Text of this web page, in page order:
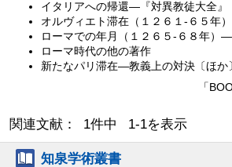
イタリアへの帰還—『対異教徒大全』
オルヴィエト滞在（１２６１‐６５年）
ローマでの年月（１２６５‐６８年）
ローマ時代の他の著作
新たなパリ滞在—教義上の対決〔ほか〕
「
関連文献： 1件中 1-1を表示
知泉学術叢書